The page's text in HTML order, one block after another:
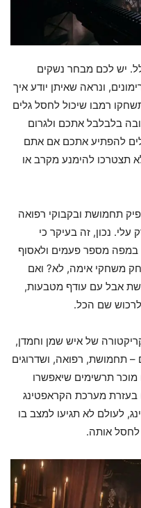
יש לכם מבחר נשקים
ונראה שאיתן יודע איך
רמבו שיכול לחסל גלים
בלבלבל אתכם ולגרום
להפתיע אתכם אם אתם
תצטרכו להימנע מקרב או
תחמושת ובקבוקי רפואה
נכון, זה בעיקר כי
במפה מספר פעמים ולאסוף
משחקי אימה, לא? ואם
אבל עם עודף מטבעות,
שם הכל.
של איש שמן וחמדן,
תחמושת, רפואה, ושדרוגים
תרשימים שיאפשרו
מערכת הקראפטינג
לעולם לא תגיעו למצב בו
לחסל אותה.